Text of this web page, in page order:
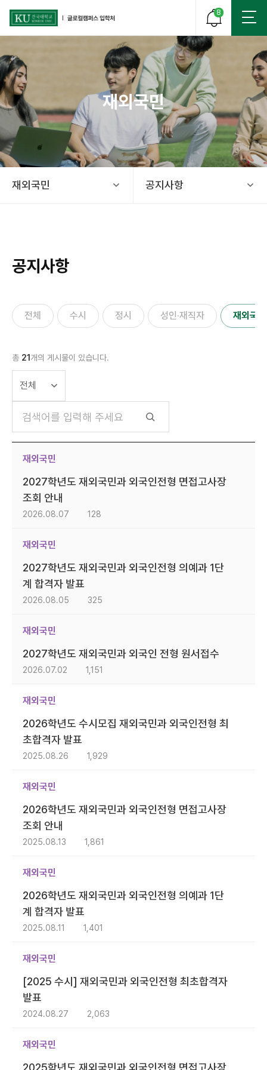
건국대학교 글로컬 캠퍼스 입학처
8
재외국민
재외국민 공지사항
공지사항
전체 수시 정시 성인·재직자 재외국민
총 21 개의 게시물이 있습니다.
재외국민
2027학년도 재외국민과 외국인전형 면접고사장
조회 안내
2026.08.07 128
재외국민
2027학년도 재외국민과 외국인전형 의예과 1단
계 합격자 발표
2026.08.05 325
재외국민
2027학년도 재외국민과 외국인 전형 원서접수
2026.07.02 1,151
재외국민
2026학년도 수시모집 재외국민과 외국인전형 최
초합격자 발표
2025.08.26 1,929
재외국민
2026학년도 재외국민과 외국인전형 면접고사장
조회 안내
2025.08.13 1,861
재외국민
2026학년도 재외국민과 외국인전형 의예과 1단
계 합격자 발표
2025.08.11 1,401
재외국민
[2025 수시] 재외국민과 외국인전형 최초합격자
발표
2024.08.27 2,063
재외국민
2025학년도 재외국민과 외국인전형 면접고사장